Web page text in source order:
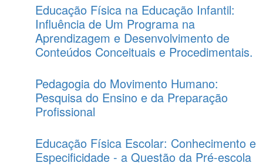
Educação Física na Educação Infantil:
Influência de Um Programa na
Aprendizagem e Desenvolvimento de
Conteúdos Conceituais e Procedimentais.
Pedagogia do Movimento Humano:
Pesquisa do Ensino e da Preparação
Profissional
Educação Física Escolar: Conhecimento e
Especificidade - a Questão da Pré-escola